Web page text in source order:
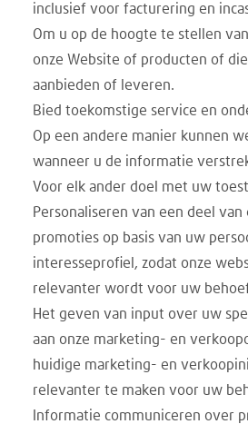
inclusief voor facturering en
Om u op de hoogte te stellen
onze Website of producten of
aanbieden of leveren.
Bied toekomstige service en
Op een andere manier kunnen
wanneer u de informatie
Voor elk ander doel met uw
Personaliseren van een deel
promoties op basis van uw
interesseprofiel, zodat onze
relevanter wordt voor uw
Het geven van input over uw
aan onze marketing- en
huidige marketing- en
relevanter te maken voor uw
Informatie communiceren over